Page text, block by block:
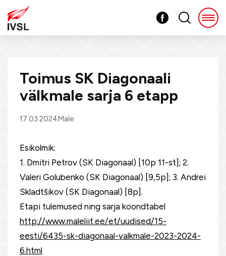
Toimus SK Diagonaali
välkmale sarja 6 etapp
17.03.2024Male
Esikolmik:
1. Dmitri Petrov (SK Diagonaal) [10p 11-st]; 2.
Valeri Golubenko (SK Diagonaal) [9,5p]; 3. Andrei
Skladtšikov (SK Diagonaal) [8p].
Etapi tulemused ning sarja koondtabel
http://www.maleliit.ee/et/uudised/15-
eesti/6435-sk-diagonaal-valkmale-2023-2024-
6.html